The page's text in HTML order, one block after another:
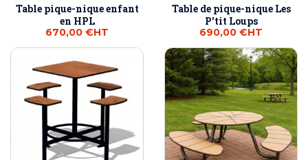
Table pique-nique enfant
en HPL
670,00 €HT
Table de pique-nique Les
P'tit Loups
690,00 €HT